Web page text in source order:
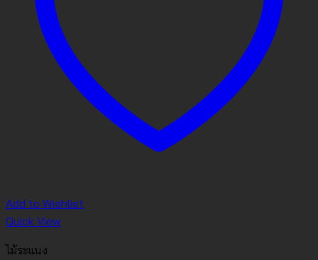
Add to Wishlist
Quick View
ไม้ระแนง